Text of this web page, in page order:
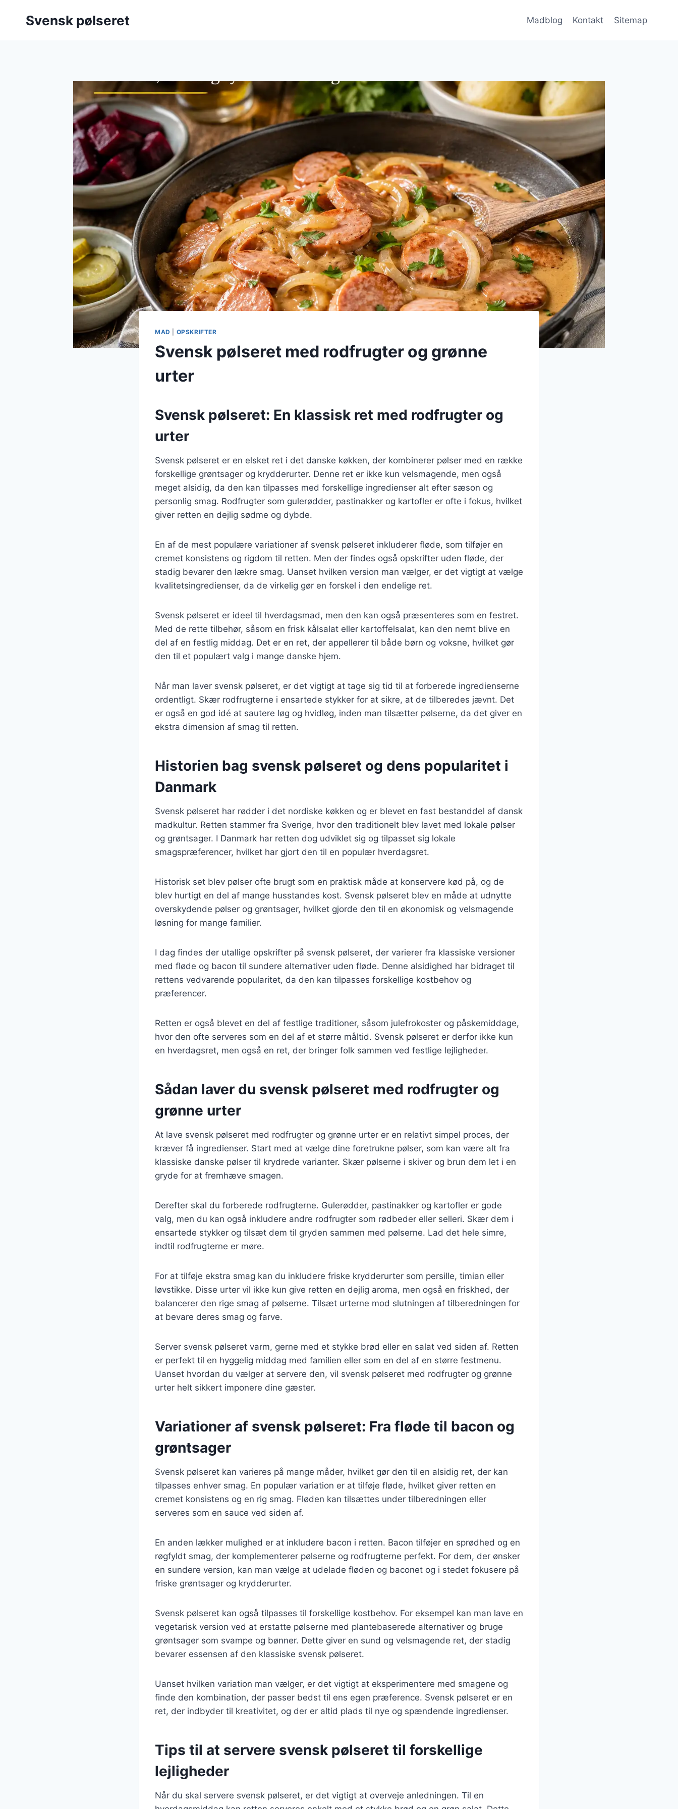
Svensk pølseret Madblog Kontakt Sitemap
MAD OPSKRIFTER
Svensk pølseret med rodfrugter og grønne
urter
Svensk pølseret: En klassisk ret med rodfrugter og
urter
Svensk pølseret er en elsket ret i det danske køkken, der kombinerer pølser med en række
forskellige grøntsager og krydderurter. Denne ret er ikke kun velsmagende, men også
meget alsidig, da den kan tilpasses med forskellige ingredienser alt efter sæson og
personlig smag. Rodfrugter som gulerødder, pastinakker og kartofler er ofte i fokus, hvilket
giver retten en dejlig sødme og dybde.
En af de mest populære variationer af svensk pølseret inkluderer fløde, som tilføjer en
cremet konsistens og rigdom til retten. Men der findes også opskrifter uden fløde, der
stadig bevarer den lækre smag. Uanset hvilken version man vælger, er det vigtigt at vælge
kvalitetsingredienser, da de virkelig gør en forskel i den endelige ret.
Svensk pølseret er ideel til hverdagsmad, men den kan også præsenteres som en festret.
Med de rette tilbehør, såsom en frisk kålsalat eller kartoffelsalat, kan den nemt blive en
del af en festlig middag. Det er en ret, der appellerer til både børn og voksne, hvilket gør
den til et populært valg i mange danske hjem.
Når man laver svensk pølseret, er det vigtigt at tage sig tid til at forberede ingredienserne
ordentligt. Skær rodfrugterne i ensartede stykker for at sikre, at de tilberedes jævnt. Det
er også en god idé at sautere løg og hvidløg, inden man tilsætter pølserne, da det giver en
ekstra dimension af smag til retten.
Historien bag svensk pølseret og dens popularitet i
Danmark
Svensk pølseret har rødder i det nordiske køkken og er blevet en fast bestanddel af dansk
madkultur. Retten stammer fra Sverige, hvor den traditionelt blev lavet med lokale pølser
og grøntsager. I Danmark har retten dog udviklet sig og tilpasset sig lokale
smagspræferencer, hvilket har gjort den til en populær hverdagsret.
Historisk set blev pølser ofte brugt som en praktisk måde at konservere kød på, og de
blev hurtigt en del af mange husstandes kost. Svensk pølseret blev en måde at udnytte
overskydende pølser og grøntsager, hvilket gjorde den til en økonomisk og velsmagende
løsning for mange familier.
I dag findes der utallige opskrifter på svensk pølseret, der varierer fra klassiske versioner
med fløde og bacon til sundere alternativer uden fløde. Denne alsidighed har bidraget til
rettens vedvarende popularitet, da den kan tilpasses forskellige kostbehov og
præferencer.
Retten er også blevet en del af festlige traditioner, såsom julefrokoster og påskemiddage,
hvor den ofte serveres som en del af et større måltid. Svensk pølseret er derfor ikke kun
en hverdagsret, men også en ret, der bringer folk sammen ved festlige lejligheder.
Sådan laver du svensk pølseret med rodfrugter og
grønne urter
At lave svensk pølseret med rodfrugter og grønne urter er en relativt simpel proces, der
kræver få ingredienser. Start med at vælge dine foretrukne pølser, som kan være alt fra
klassiske danske pølser til krydrede varianter. Skær pølserne i skiver og brun dem let i en
gryde for at fremhæve smagen.
Derefter skal du forberede rodfrugterne. Gulerødder, pastinakker og kartofler er gode
valg, men du kan også inkludere andre rodfrugter som rødbeder eller selleri. Skær dem i
ensartede stykker og tilsæt dem til gryden sammen med pølserne. Lad det hele simre,
indtil rodfrugterne er møre.
For at tilføje ekstra smag kan du inkludere friske krydderurter som persille, timian eller
løvstikke. Disse urter vil ikke kun give retten en dejlig aroma, men også en friskhed, der
balancerer den rige smag af pølserne. Tilsæt urterne mod slutningen af tilberedningen for
at bevare deres smag og farve.
Server svensk pølseret varm, gerne med et stykke brød eller en salat ved siden af. Retten
er perfekt til en hyggelig middag med familien eller som en del af en større festmenu.
Uanset hvordan du vælger at servere den, vil svensk pølseret med rodfrugter og grønne
urter helt sikkert imponere dine gæster.
Variationer af svensk pølseret: Fra fløde til bacon og
grøntsager
Svensk pølseret kan varieres på mange måder, hvilket gør den til en alsidig ret, der kan
tilpasses enhver smag. En populær variation er at tilføje fløde, hvilket giver retten en
cremet konsistens og en rig smag. Fløden kan tilsættes under tilberedningen eller
serveres som en sauce ved siden af.
En anden lækker mulighed er at inkludere bacon i retten. Bacon tilføjer en sprødhed og en
røgfyldt smag, der komplementerer pølserne og rodfrugterne perfekt. For dem, der ønsker
en sundere version, kan man vælge at udelade fløden og baconet og i stedet fokusere på
friske grøntsager og krydderurter.
Svensk pølseret kan også tilpasses til forskellige kostbehov. For eksempel kan man lave en
vegetarisk version ved at erstatte pølserne med plantebaserede alternativer og bruge
grøntsager som svampe og bønner. Dette giver en sund og velsmagende ret, der stadig
bevarer essensen af den klassiske svensk pølseret.
Uanset hvilken variation man vælger, er det vigtigt at eksperimentere med smagene og
finde den kombination, der passer bedst til ens egen præference. Svensk pølseret er en
ret, der indbyder til kreativitet, og der er altid plads til nye og spændende ingredienser.
Tips til at servere svensk pølseret til forskellige
lejligheder
Når du skal servere svensk pølseret, er det vigtigt at overveje anledningen. Til en